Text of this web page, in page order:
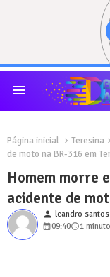
Página inicial Teresina
de moto na BR-316 em
Homem morre
acidente de
person leandro santos
09:40
1